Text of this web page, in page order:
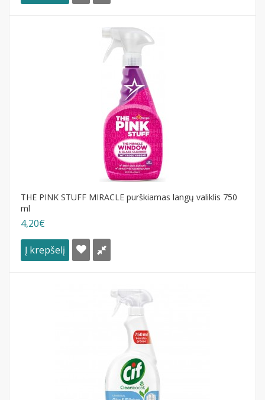
THE PINK STUFF MIRACLE purškiamas langų valiklis 750
ml
4,20€
Į krepšelį